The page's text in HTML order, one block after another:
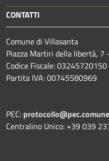
CONTATTI
Comune di Villasanta
Piazza Martiri della libertà, 7
Codice Fiscale: 03245720150
Partita IVA: 00745580969
PEC:
Centralino Unico: +39 039